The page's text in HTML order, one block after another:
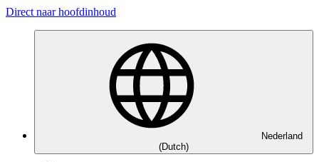
Direct naar hoofdinhoud
Nederland
(Dutch)